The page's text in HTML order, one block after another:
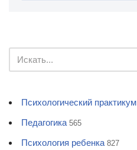
Психологический практикум
Педагогика 565
Психология ребенка 827